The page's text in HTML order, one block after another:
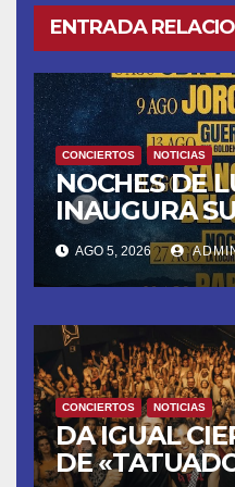
ENTRADA
CONCIERTOS NOTICIAS
NOCHES DE
INAUGURA
TEMPORADA
8 CON OBK Y
AGO 5, 2026
CONCIERTOS NOTICIAS
DA IGUAL
DE